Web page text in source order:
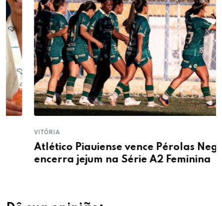
Atlético Piauiense vence Pérolas Negras e
encerra jejum na Série A2 Feminina